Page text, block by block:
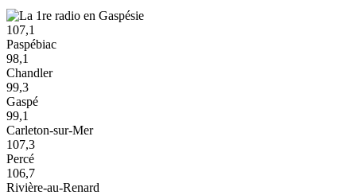
107,1
Paspébiac
98,1
Chandler
99,3
Gaspé
99,1
Carleton-sur-Mer
107,3
Percé
106,7
Rivière-au-Renard